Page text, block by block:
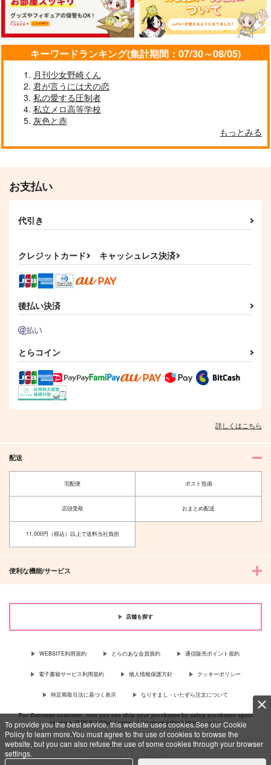
To provide you the best service, this website uses cookies.See our Cookie
Policy to learn more.You must agree to the use of cookies to browse the
website, but you can also refuse the use of some cookies through your browser
settings.
サンプル
作品詳細
サンプル
作品詳細
サンプル
作品詳細
Happy happy birthda
jm/分室
ハン・ジュンギ(6)×ハン・ジュンギ(7)
サンプル
Departure
1,572円（税込）
キーワードランキング(集計期間：07/30～08/05)
月刊少女野崎くん
君が言うには犬の恋
私の愛する圧制者
私立メロ高等学校
灰色と赤
もっとみる
お支払い
代引き
クレジットカード キャッシュレス決済
後払い決済
とらコイン
詳しくはこちら
配送
宅配便 ポスト投函
店頭受取 おまとめ配送
11,000円（税込）以上で送料当社負担
便利な機能/サービス
店舗を探す
WEBSITE利用規約 とらのあな会員規約 通信販売ポイント規約
電子書籍サービス利用規約 個人情報保護方針 クッキーポリシー
特定商取引法に基づく表示 なりすまし・いたずら注文について
For Overseas customer, now you can ship your purchases by using purchases agent
services “AOCS”! Click {more…} for more information …more
c TORANOANA Inc, All Rights Reserved.